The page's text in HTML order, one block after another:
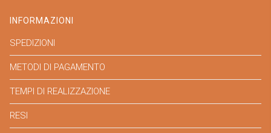
INFORMAZIONI
SPEDIZIONI
METODI DI PAGAMENTO
TEMPI DI REALIZZAZIONE
RESI